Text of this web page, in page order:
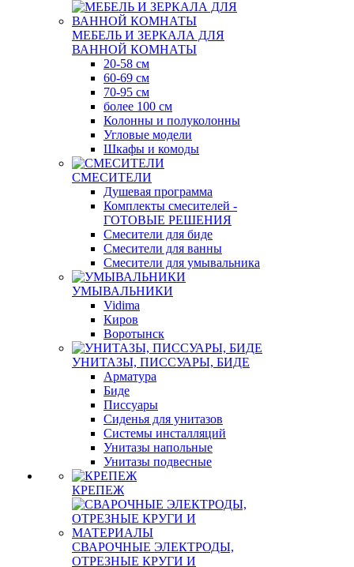
МЕБЕЛЬ И ЗЕРКАЛА ДЛЯ
ВАННОЙ КОМНАТЫ
20-58 см
60-69 см
70-95 см
более 100 см
Колонны и полуколонны
Угловые модели
Шкафы и комоды
СМЕСИТЕЛИ
Душевая программа
Комплекты смесителей -
ГОТОВЫЕ РЕШЕНИЯ
Смесители для биде
Смесители для ванны
Смесители для умывальника
УМЫВАЛЬНИКИ
Vidima
Киров
Воротынск
УНИТАЗЫ, ПИССУАРЫ, БИДЕ
Арматура
Биде
Писсуары
Сиденья для унитазов
Системы инсталляций
Унитазы напольные
Унитазы подвесные
КРЕПЕЖ
СВАРОЧНЫЕ ЭЛЕКТРОДЫ,
ОТРЕЗНЫЕ КРУГИ И